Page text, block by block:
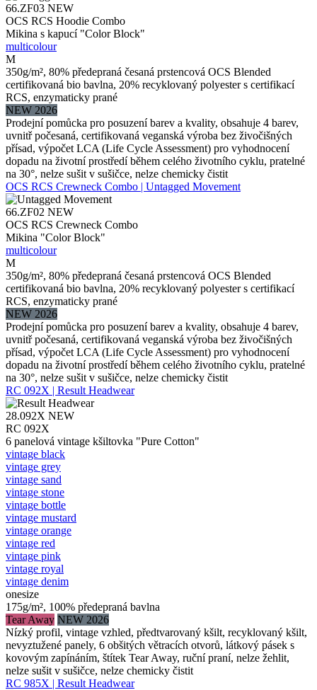
66.ZF03 NEW
OCS RCS Hoodie Combo
Mikina s kapucí "Color Block"
multicolour
M
350g/m², 80% předepraná česaná prstencová OCS Blended
certifikovaná bio bavlna, 20% recyklovaný polyester s certifikací
RCS, enzymaticky prané
NEW 2026
Prodejní pomůcka pro posuzení barev a kvality, obsahuje 4 barev,
uvnitř počesaná, certifikovaná veganská výroba bez živočišných
přísad, výpočet LCA (Life Cycle Assessment) pro vyhodnocení
dopadu na životní prostředí během celého životního cyklu, pratelné
na 30°, nelze sušit v sušičce, nelze chemicky čistit
OCS RCS Crewneck Combo | Untagged Movement
66.ZF02 NEW
OCS RCS Crewneck Combo
Mikina "Color Block"
multicolour
M
350g/m², 80% předepraná česaná prstencová OCS Blended
certifikovaná bio bavlna, 20% recyklovaný polyester s certifikací
RCS, enzymaticky prané
NEW 2026
Prodejní pomůcka pro posuzení barev a kvality, obsahuje 4 barev,
uvnitř počesaná, certifikovaná veganská výroba bez živočišných
přísad, výpočet LCA (Life Cycle Assessment) pro vyhodnocení
dopadu na životní prostředí během celého životního cyklu, pratelné
na 30°, nelze sušit v sušičce, nelze chemicky čistit
RC 092X | Result Headwear
28.092X NEW
RC 092X
6 panelová vintage kšiltovka "Pure Cotton"
vintage black
vintage grey
vintage sand
vintage stone
vintage bottle
vintage mustard
vintage orange
vintage red
vintage pink
vintage royal
vintage denim
onesize
175g/m², 100% předepraná bavlna
Tear Away NEW 2026
Nízký profil, vintage vzhled, předtvarovaný kšilt, recyklovaný kšilt,
nevyztužené panely, 6 obšitých větracích otvorů, látkový pásek s
kovovým zapínáním, štítek Tear Away, ruční praní, nelze žehlit,
nelze sušit v sušičce, nelze chemicky čistit
RC 985X | Result Headwear